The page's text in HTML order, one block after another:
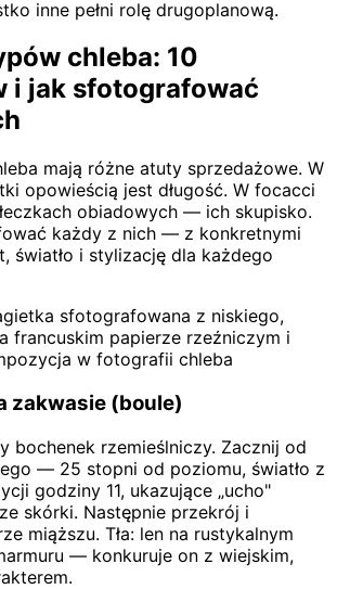
inne pełni rolę drugoplanową.
chleba: 10
i jak sfotografować
mają różne atuty sprzedażowe. W
opowieścią jest długość. W focacci
obiadowych — ich skupisko.
każdy z nich — z konkretnymi
światło i stylizację dla każdego
sfotografowana z niskiego,
francuskim papierze rzeźniczym i
w fotografii chleba
zakwasie (boule)
bochenek rzemieślniczy. Zacznij od
— 25 stopni od poziomu, światło z
godziny 11, ukazujące „ucho"
skórki. Następnie przekrój i
miąższu. Tła: len na rustykalnym
— konkuruje on z wiejskim,